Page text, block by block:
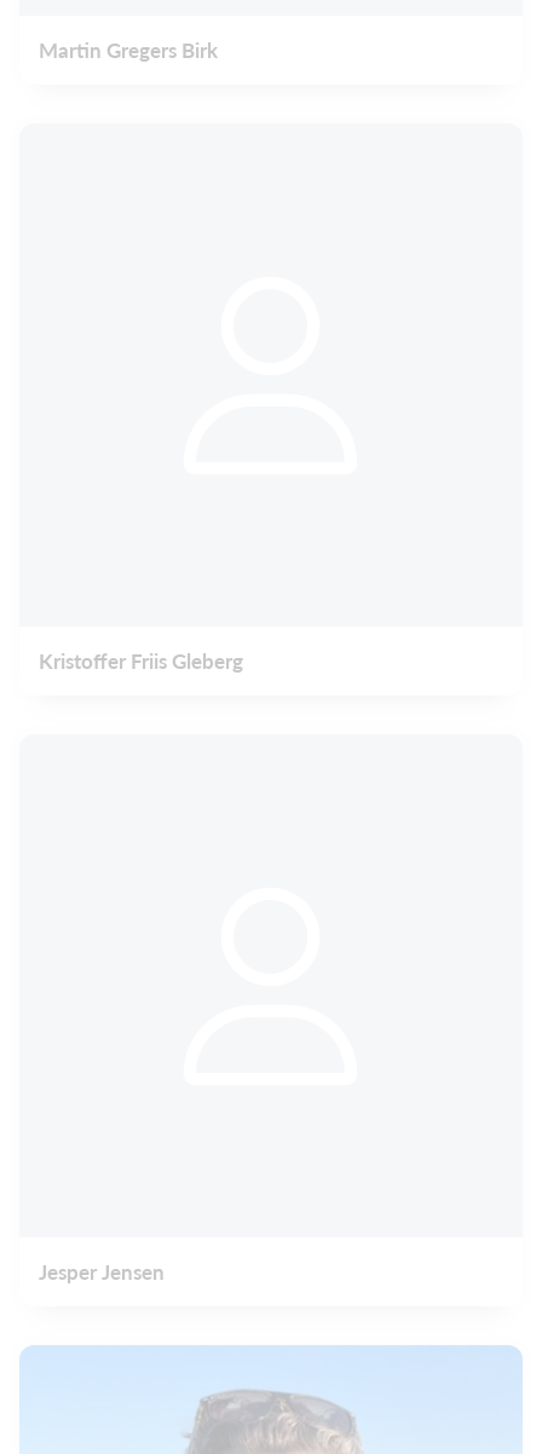
Martin Gregers Birk
Kristoffer Friis Gleberg
Jesper Jensen